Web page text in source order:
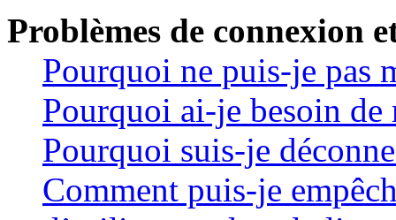
Problèmes de connexion
Pourquoi ne puis-je pas
Pourquoi ai-je besoin de
Pourquoi suis-je
Comment puis-je